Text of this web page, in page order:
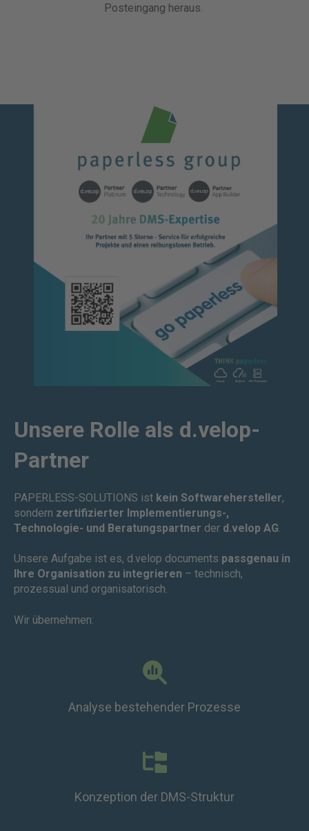
Posteingang heraus.
Unsere Rolle als d.velop-
Partner
PAPERLESS-SOLUTIONS ist kein Softwarehersteller,
sondern zertifizierter Implementierungs-,
Technologie- und Beratungspartner der d.velop AG.
Unsere Aufgabe ist es, d.velop documents passgenau in
Ihre Organisation zu integrieren – technisch,
prozessual und organisatorisch.
Wir übernehmen:
Analyse bestehender Prozesse
Konzeption der DMS-Struktur